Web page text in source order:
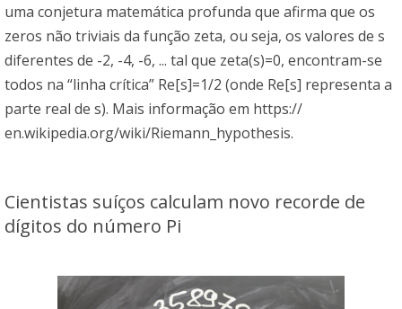
uma conjetura matemática profunda que afirma que os
zeros não triviais da função zeta, ou seja, os valores de s
diferentes de -2, -4, -6, ... tal que zeta(s)=0, encontram-se
todos na “linha crítica” Re[s]=1/2 (onde Re[s] representa a
parte real de s). Mais informação em https://
en.wikipedia.org/wiki/Riemann_hypothesis.
Cientistas suíços calculam novo recorde de
dígitos do número Pi